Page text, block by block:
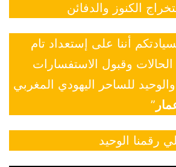
الكنوز والدفائن
أننا على إستعداد تام
وقبول الاستفسارات
للساحر اليهودي المغربي
”
رقمنا الوحيد